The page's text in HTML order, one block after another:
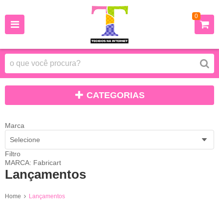
0
CATEGORIAS
Marca
Selecione
Filtro
MARCA: Fabricart
Lançamentos
Home Lançamentos